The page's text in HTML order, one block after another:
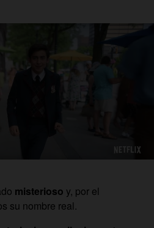
misterioso y, por el
su nombre real.